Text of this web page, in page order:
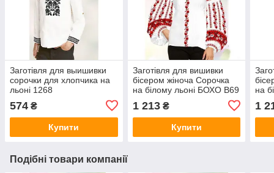
Заготівля для выишивки
сорочки для хлопчика на
льоні 1268
574 ₴
Купити
Заготівля для вишивки
бісером жіноча Сорочка
на білому льоні БОХО В69
1 213₴
Купити
на
1
Подібні товари компанії